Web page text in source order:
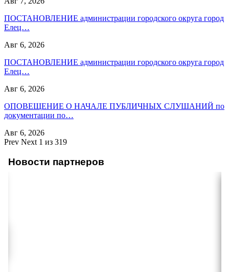
ПОСТАНОВЛЕНИЕ администрации городского округа город
Елец…
Авг 6, 2026
ПОСТАНОВЛЕНИЕ администрации городского округа город
Елец…
Авг 6, 2026
ОПОВЕЩЕНИЕ О НАЧАЛЕ ПУБЛИЧНЫХ СЛУШАНИЙ по
документации по…
Авг 6, 2026
Prev Next 1 из 319
Новости партнеров